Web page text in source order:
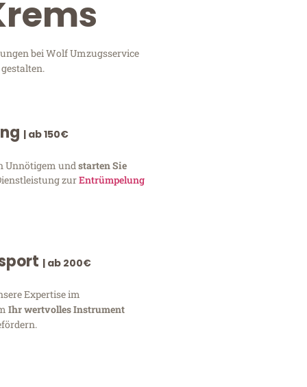
bei Wolf Umzugsservice
| ab 150€
Unnötigem undstarten Sie
zurEntrümpelung
| ab 200€
Expertise im
Ihr wertvolles Instrument